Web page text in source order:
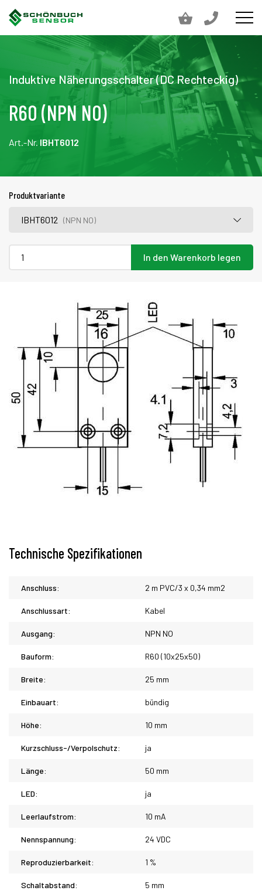
Induktive Näherungsschalter (DC Rechteckig)
R60 (NPN NO)
Art.-Nr. IBHT6012
Produktvariante
IBHT6012(NPN NO)
In den Warenkorb legen
Technische Spezifikationen
Anschluss: 2 m PVC/3 x 0,34 mm2
Anschlussart: Kabel
Ausgang: NPN NO
Bauform: R60 (10x25x50)
Breite: 25 mm
Einbauart: bündig
Höhe: 10 mm
Kurzschluss-/Verpolschutz: ja
Länge: 50 mm
LED: ja
Leerlaufstrom: 10 mA
Nennspannung: 24 VDC
Reproduzierbarkeit: 1 %
Schaltabstand: 5 mm